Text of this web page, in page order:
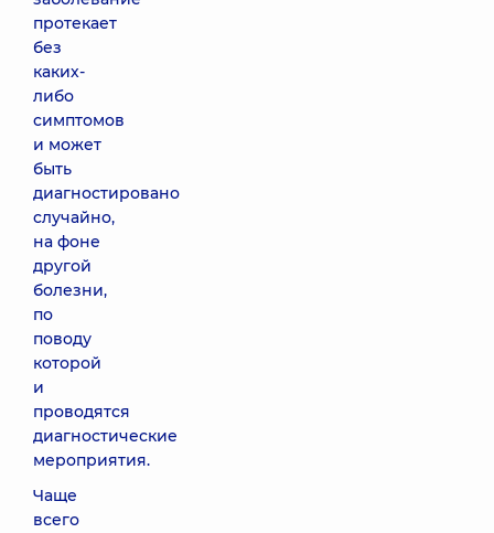
протекает
без
каких-
либо
симптомов
и может
быть
диагностировано
случайно,
на фоне
другой
болезни,
по
поводу
которой
и
проводятся
диагностические
мероприятия.
Чаще
всего